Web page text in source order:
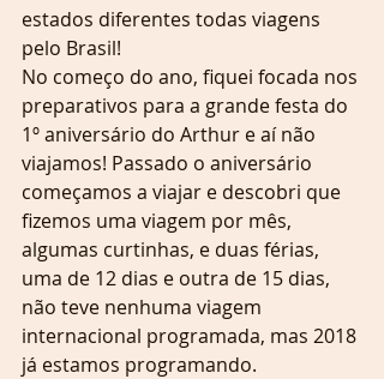
estados diferentes todas viagens
pelo Brasil!
No começo do ano, fiquei focada nos
preparativos para a grande festa do
1º aniversário do Arthur e aí não
viajamos! Passado o aniversário
começamos a viajar e descobri que
fizemos uma viagem por mês,
algumas curtinhas, e duas férias,
uma de 12 dias e outra de 15 dias,
não teve nenhuma viagem
internacional programada, mas 2018
já estamos programando.